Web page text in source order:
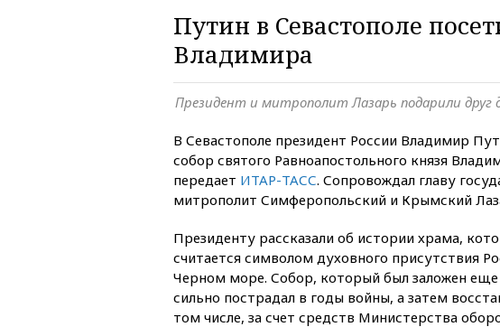
Путин в Севастополе
Владимира
Президент и митрополит Лазарь подарили друг
В Севастополе президент России Владимир
собор святого Равноапостольного князя
передает ИТАР-ТАСС. Сопровождал главу
митрополит Симферопольский и Крымский
Президенту рассказали об истории храма,
считается символом духовного присутствия
Черном море. Собор, который был заложен еще
сильно пострадал в годы войны, а затем
том числе, за счет средств Министерства